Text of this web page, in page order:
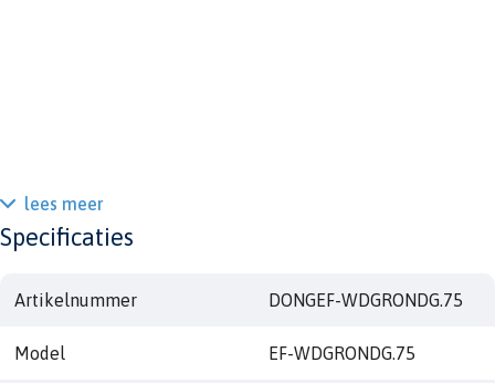
lees meer
Specificaties
Artikelnummer DONGEF-WDGRONDG.75
Model EF-WDGRONDG.75